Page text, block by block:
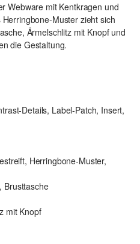
Webware mit Kentkragen und
Muster zieht sich
Ärmelschlitz mit Knopf und
die Gestaltung.
Details, Label-Patch, Insert,
Herringbone-Muster,
Brusttasche
mit Knopf